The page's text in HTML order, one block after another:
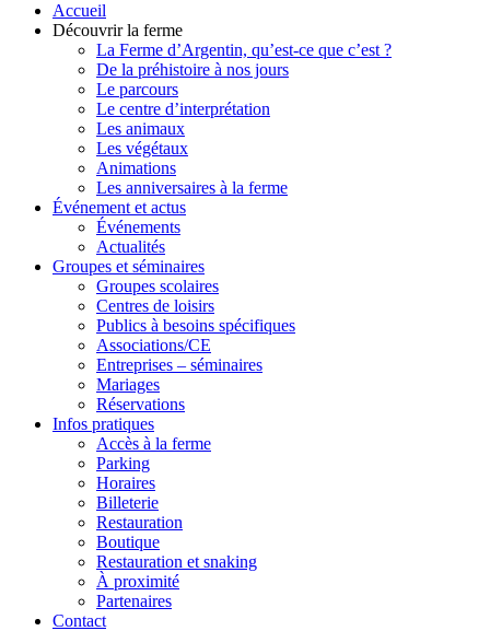
Accueil
Découvrir la ferme
La Ferme d’Argentin, qu’est-ce que c’est ?
De la préhistoire à nos jours
Le parcours
Le centre d’interprétation
Les animaux
Les végétaux
Animations
Les anniversaires à la ferme
Événement et actus
Événements
Actualités
Groupes et séminaires
Groupes scolaires
Centres de loisirs
Publics à besoins spécifiques
Associations/CE
Entreprises – séminaires
Mariages
Réservations
Infos pratiques
Accès à la ferme
Parking
Horaires
Billeterie
Restauration
Boutique
Restauration et snaking
À proximité
Partenaires
Contact